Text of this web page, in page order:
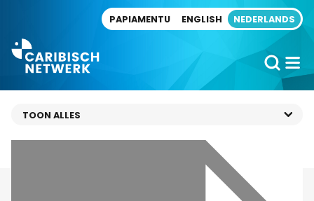
PAPIAMENTU ENGLISH NEDERLANDS